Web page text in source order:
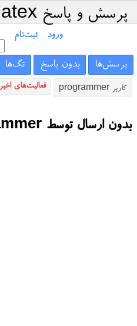
پرسش و پاسخ latex
ورود ثبت‌نام
پرسش‌ها بدون پاسخ تگ‌ها
کاربر programmer فعالیت‌های اخیر
بدون ارسال توسط programmer